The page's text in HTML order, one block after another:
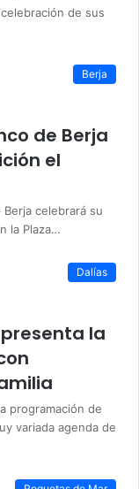
de sus
Berja
de Berja
el
celebrará su
la Plaza…
Dalías
la
programación de
variada agenda de